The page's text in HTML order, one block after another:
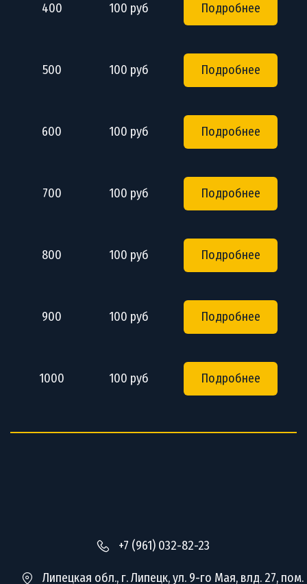
400 100 руб Подробнее
500 100 руб Подробнее
600 100 руб Подробнее
700 100 руб Подробнее
800 100 руб Подробнее
900 100 руб Подробнее
1000 100 руб Подробнее
Липецкая обл., г. Липецк,ул. 9-го Мая, влд. 27, пом.
+7 (961) 032-82-23